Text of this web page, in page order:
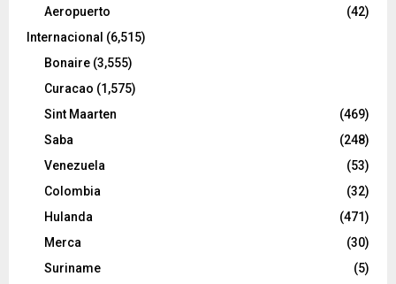
Aeropuerto
(42)
Internacional (6,515)
Bonaire (3,555)
Curacao (1,575)
Sint Maarten
(469)
Saba
(248)
Venezuela
(53)
Colombia
(32)
Hulanda
(471)
Merca
(30)
Suriname
(5)